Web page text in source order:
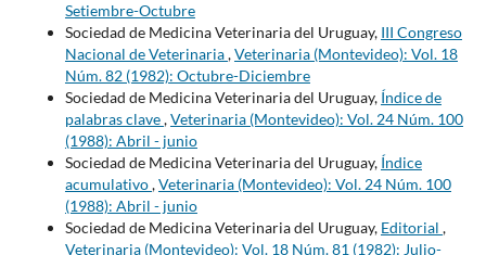
Setiembre-Octubre
Sociedad de Medicina Veterinaria del Uruguay, III Congreso
Nacional de Veterinaria,Veterinaria (Montevideo): Vol. 18
Núm. 82 (1982): Octubre-Diciembre
Sociedad de Medicina Veterinaria del Uruguay, Índice de
palabras clave,Veterinaria (Montevideo): Vol. 24 Núm. 100
(1988): Abril - junio
Sociedad de Medicina Veterinaria del Uruguay, Índice
acumulativo,Veterinaria (Montevideo): Vol. 24 Núm. 100
(1988): Abril - junio
Sociedad de Medicina Veterinaria del Uruguay, Editorial ,
Veterinaria (Montevideo): Vol. 18 Núm. 81 (1982): Julio-